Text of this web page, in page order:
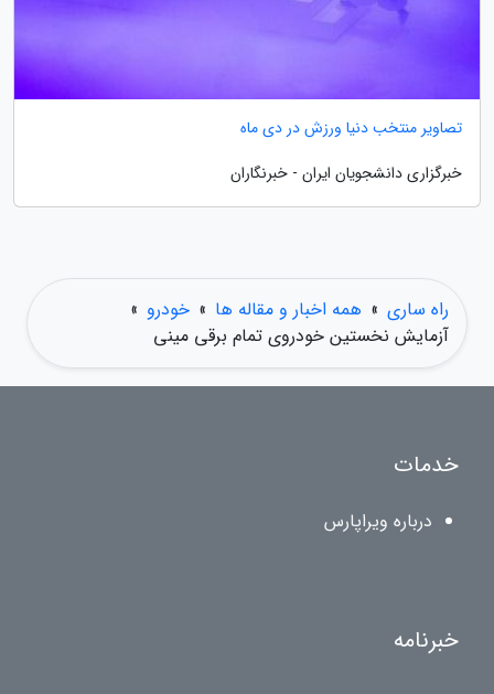
تصاویر منتخب دنیا ورزش در دی ماه
خبرگزاری دانشجویان ایران - خبرنگاران
راه ساری » همه اخبار و مقاله ها » خودرو »
آزمایش نخستین خودروی تمام برقی مینی
خدمات
درباره ویراپارس
خبرنامه